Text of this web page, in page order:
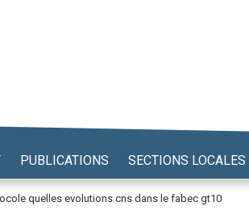
PUBLICATIONS SECTIONS LOCALES
quelles evolutions cns dans le fabec gt10